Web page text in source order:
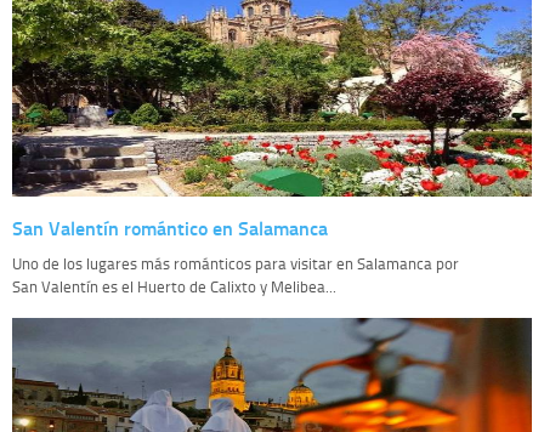
San Valentín romántico en Salamanca
Uno de los lugares más románticos para visitar en Salamanca por
San Valentín es el Huerto de Calixto y Melibea...